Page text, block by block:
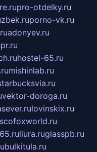
pro-otdelky.ru
porno-vk.ru
adonyev.ru
hostel-65.ru
mishinlab.ru
vektor-doroga.ru
lovinskix.ru
liura.ruglasspb.ru
bulkitula.ru